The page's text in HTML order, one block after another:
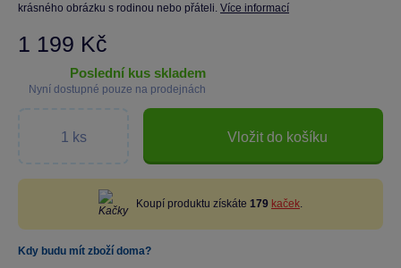
krásného obrázku s rodinou nebo přáteli. Více informací
1 199 Kč
poslední kus skladem
Nyní dostupné pouze na prodejnách
Vložit do košíku
Koupí produktu získáte 179 kaček.
Kdy budu mít zboží doma?